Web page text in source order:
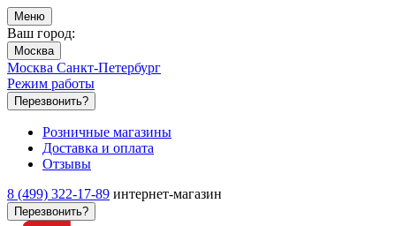
Меню
Ваш город:
Москва
Москва Санкт-Петербург
Режим работы
Перезвонить?
Розничные магазины
Доставка и оплата
Отзывы
8 (499) 322-17-89 интернет-магазин
Перезвонить?